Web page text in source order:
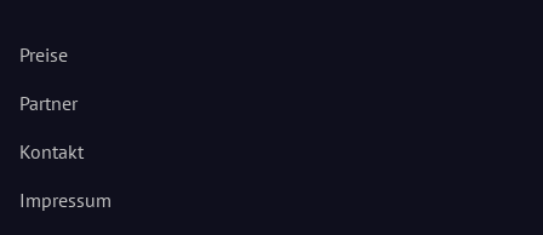
Preise
Partner
Kontakt
Impressum